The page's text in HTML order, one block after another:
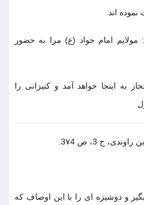
اند.
امام جواد (ع) مرا به حضور
به اينجا خواهد آمد و كنيزانى را
و دوشيزه اى را با اين اوصاف كه